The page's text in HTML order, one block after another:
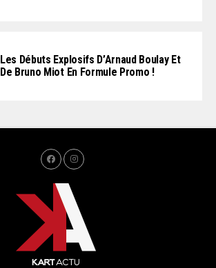
Les Débuts Explosifs D’Arnaud Boulay Et
De Bruno Miot En Formule Promo !